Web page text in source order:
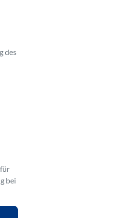
des
bei